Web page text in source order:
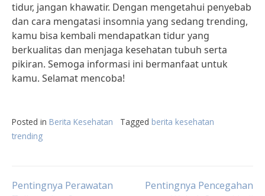
tidur, jangan khawatir. Dengan mengetahui penyebab
dan cara mengatasi insomnia yang sedang trending,
kamu bisa kembali mendapatkan tidur yang
berkualitas dan menjaga kesehatan tubuh serta
pikiran. Semoga informasi ini bermanfaat untuk
kamu. Selamat mencoba!
Posted in Berita Kesehatan Tagged berita kesehatan
trending
Pentingnya Perawatan
Pentingnya Pencegahan